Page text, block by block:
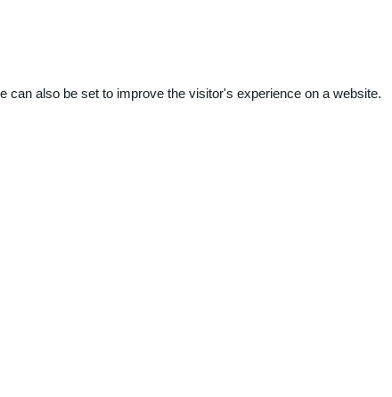
also be set to improve the visitor's experience on a website.